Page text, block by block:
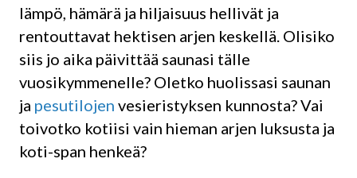
lämpö, hämärä ja hiljaisuus hellivät ja
rentouttavat hektisen arjen keskellä. Olisiko
siis jo aika päivittää saunasi tälle
vuosikymmenelle? Oletko huolissasi saunan
ja pesutilojen vesieristyksen kunnosta? Vai
toivotko kotiisi vain hieman arjen luksusta ja
koti-span henkeä?